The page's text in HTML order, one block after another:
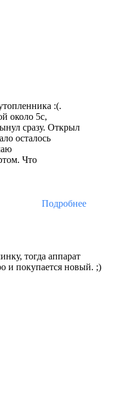
:(.
около 5с,
сразу. Открыл
осталось
Что
Подробнее
тогда аппарат
и покупается новый. ;)